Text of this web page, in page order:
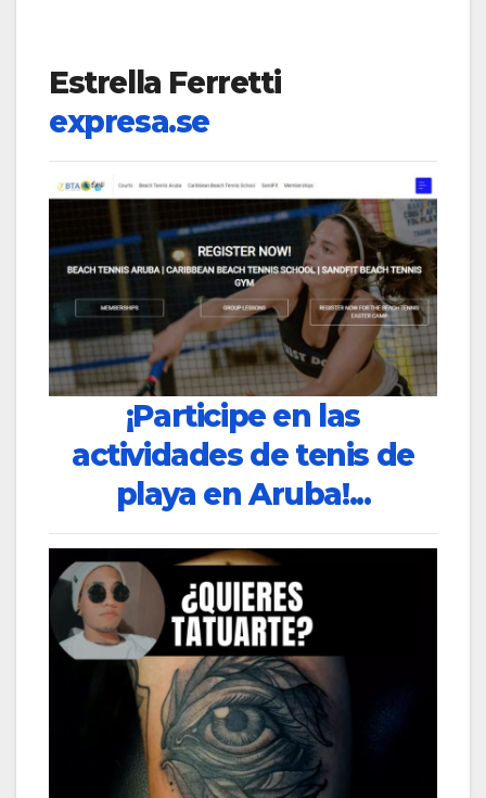
Estrella Ferretti
expresa.se
¡Participe en las
actividades de tenis de
playa en Aruba!...